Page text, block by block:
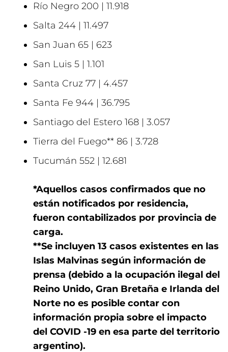
Río Negro 200 | 11.918
Salta 244 | 11.497
San Juan 65 | 623
San Luis 5 | 1.101
Santa Cruz 77 | 4.457
Santa Fe 944 | 36.795
Santiago del Estero 168 | 3.057
Tierra del Fuego** 86 | 3.728
Tucumán 552 | 12.681
*Aquellos casos confirmados que no
están notificados por residencia,
fueron contabilizados por provincia de
carga.
**Se incluyen 13 casos existentes en las
Islas Malvinas según información de
prensa (debido a la ocupación ilegal del
Reino Unido, Gran Bretaña e Irlanda del
Norte no es posible contar con
información propia sobre el impacto
del COVID -19 en esa parte del territorio
argentino).